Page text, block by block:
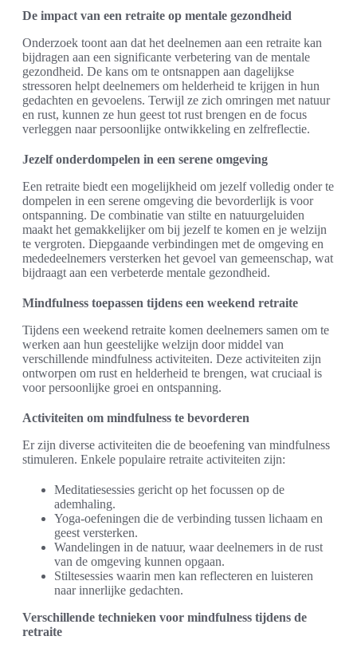
De impact van een retraite op mentale gezondheid
Onderzoek toont aan dat het deelnemen aan een retraite kan
bijdragen aan een significante verbetering van de mentale
gezondheid. De kans om te ontsnappen aan dagelijkse
stressoren helpt deelnemers om helderheid te krijgen in hun
gedachten en gevoelens. Terwijl ze zich omringen met natuur
en rust, kunnen ze hun geest tot rust brengen en de focus
verleggen naar persoonlijke ontwikkeling en zelfreflectie.
Jezelf onderdompelen in een serene omgeving
Een retraite biedt een mogelijkheid om jezelf volledig onder te
dompelen in een serene omgeving die bevorderlijk is voor
ontspanning. De combinatie van stilte en natuurgeluiden
maakt het gemakkelijker om bij jezelf te komen en je welzijn
te vergroten. Diepgaande verbindingen met de omgeving en
mededeelnemers versterken het gevoel van gemeenschap, wat
bijdraagt aan een verbeterde mentale gezondheid.
Mindfulness toepassen tijdens een weekend retraite
Tijdens een weekend retraite komen deelnemers samen om te
werken aan hun geestelijke welzijn door middel van
verschillende mindfulness activiteiten. Deze activiteiten zijn
ontworpen om rust en helderheid te brengen, wat cruciaal is
voor persoonlijke groei en ontspanning.
Activiteiten om mindfulness te bevorderen
Er zijn diverse activiteiten die de beoefening van mindfulness
stimuleren. Enkele populaire retraite activiteiten zijn:
Meditatiesessies gericht op het focussen op de
ademhaling.
Yoga-oefeningen die de verbinding tussen lichaam en
geest versterken.
Wandelingen in de natuur, waar deelnemers in de rust
van de omgeving kunnen opgaan.
Stiltesessies waarin men kan reflecteren en luisteren
naar innerlijke gedachten.
Verschillende technieken voor mindfulness tijdens de
retraite